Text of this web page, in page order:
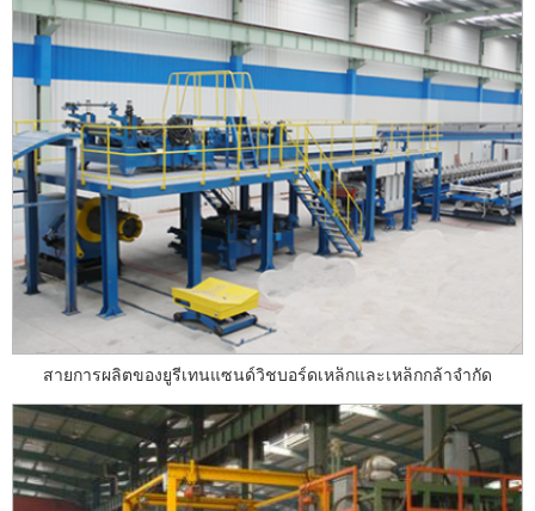
สายการผลิตของยูรีเทนแซนด์วิชบอร์ดเหล็กและเหล็กกล้าจำกัด